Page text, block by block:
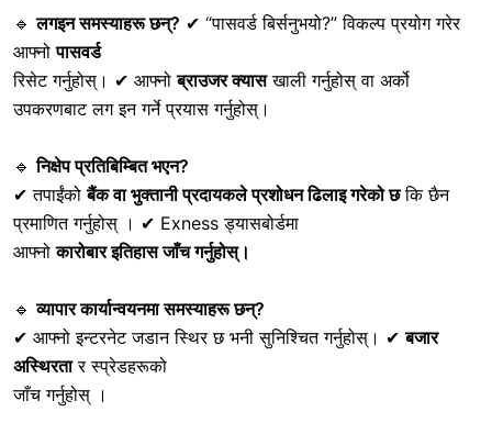
🔹लगइन समस्याहरू छन्? ✔ “पासवर्ड बिर्सनुभयो?” विकल्प प्रयोग गरेर
आफ्नोपासवर्ड
रिसेट गर्नुहोस्। ✔ आफ्नोब्राउजर क्यासखाली गर्नुहोस् वा अर्को
उपकरणबाट लग इन गर्ने प्रयास गर्नुहोस्।
🔹निक्षेप प्रतिबिम्बित भएन?
✔ तपाईंकोबैंक वा भुक्तानी प्रदायकले प्रशोधन ढिलाइ गरेको छकि छैन
प्रमाणित गर्नुहोस् । ✔ Exness ड्यासबोर्डमा
आफ्नोकारोबार इतिहास जाँच गर्नुहोस्।
🔹व्यापार कार्यान्वयनमा समस्याहरू छन्?
✔ आफ्नो इन्टरनेट जडान स्थिर छ भनी सुनिश्चित गर्नुहोस्। ✔बजार
अस्थिरतार स्प्रेडहरूको
जाँच गर्नुहोस् ।